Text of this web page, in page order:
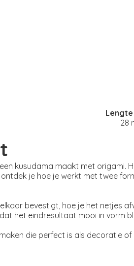
28
kusudama maakt met
je hoe je werkt met twee
bevestigt, hoe je het netjes
het eindresultaat mooi in vorm
die perfect is als decoratie